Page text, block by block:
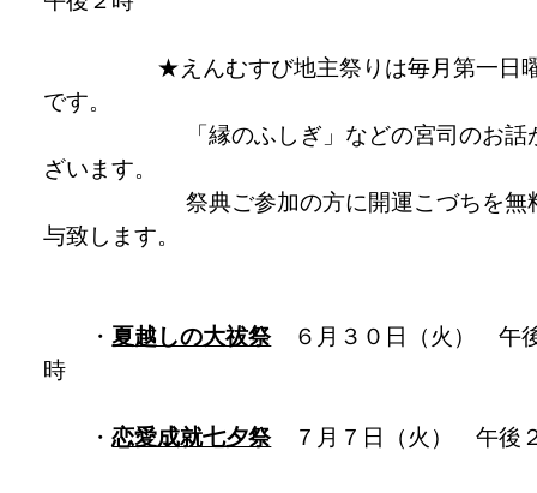
★えんむすび地主祭りは毎月第一日
です。
「縁のふしぎ」などの宮司のお話
ざいます。
祭典ご参加の方に開運こづちを無
与致します。
・ 夏越しの大祓祭６月３０日（火） 午
時
・恋愛成就七夕祭７月７日（火） 午後